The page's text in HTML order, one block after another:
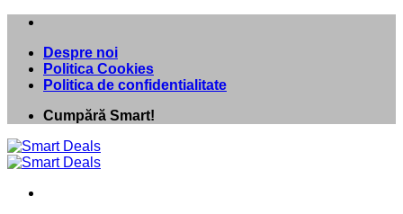
Skip
contentDespre noi
Politica Cookies
Politica de confidentialitate
Cumpără Smart!